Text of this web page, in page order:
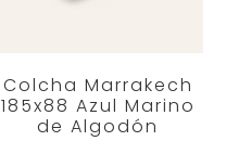
Colcha Marrakech
185x88 Azul Marino
de Algodón